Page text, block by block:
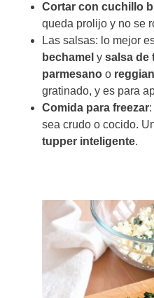
Cortar con cuchillo
queda prolijo y no se
Las salsas: lo mejor
bechamel y salsa de
parmesano o
gratinado, y es para
Comida para freezar
sea crudo o cocido.
tupper inteligente.